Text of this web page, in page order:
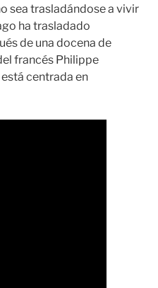
sea trasladándose a vivir
ha trasladado
de una docena de
francés Philippe
centrada en